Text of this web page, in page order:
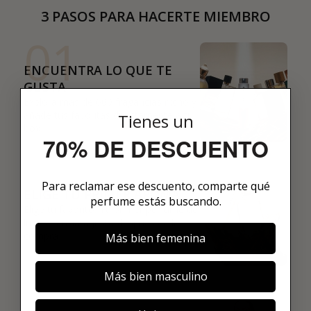
3 PASOS PARA HACERTE MIEMBRO
01
ENCUENTRA LO QUE TE
GUSTA
añade tus favoritas directamente a tu
02
ELIGE TU PRIMER AROMA
Elige tu favorito. Tu primer perfume de
lujo se enviará justo después de la
Tienes un
70% DE DESCUENTO
Para reclamar ese descuento, comparte qué
perfume estás buscando.
Más bien femenina
Más bien masculino